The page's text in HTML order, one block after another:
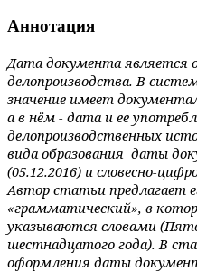
Аннотация
Дата документа является
делопроизводства. В
значение имеет
а в нём - дата и ее
делопроизводственных
вида образования даты
(05.12.2016) и словесно-
Автор статьи предлагает
«грамматический», в
указываются словами
шестнадцатого года). В
оформления даты